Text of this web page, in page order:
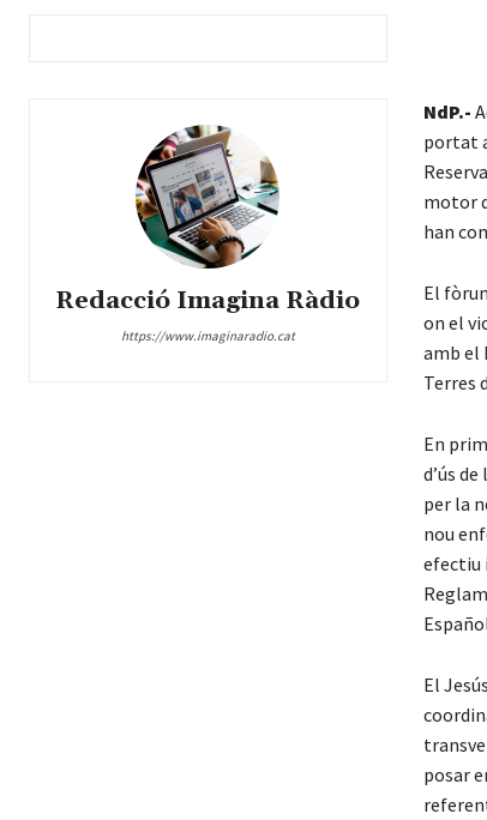
Redacció Imagina Ràdio
https://www.imaginaradio.cat
NdP.-
portat
motor
han
El
on el
amb el
Terres
En
d’ús
per la
nou
efectiu
El
posar